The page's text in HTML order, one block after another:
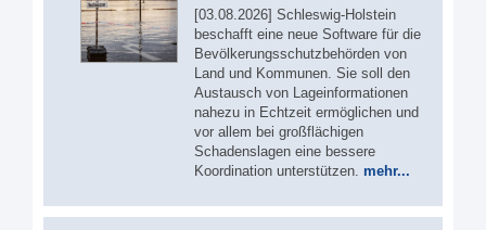
[03.08.2026] Schleswig-Holstein
beschafft eine neue Software für die
Bevölkerungsschutzbehörden von
Land und Kommunen. Sie soll den
Austausch von Lageinformationen
nahezu in Echtzeit ermöglichen und
vor allem bei großflächigen
Schadenslagen eine bessere
Koordination unterstützen. mehr...